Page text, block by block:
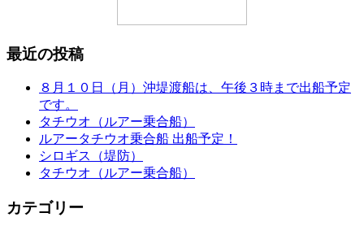
最近の投稿
８月１０日（月）沖堤渡船は、午後３時まで出船予定
です。
タチウオ（ルアー乗合船）
ルアータチウオ乗合船 出船予定！
シロギス（堤防）
タチウオ（ルアー乗合船）
カテゴリー